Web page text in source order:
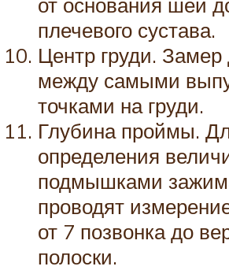
плечевого сустава.
Центр груди.
между самыми
точками на груди.
Глубина проймы.
определения
подмышками
проводят
от 7 позвонка до
полоски.